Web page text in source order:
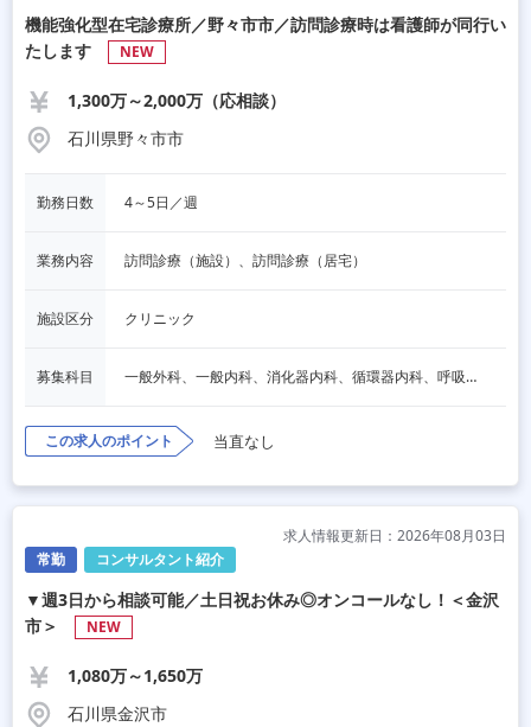
機能強化型在宅診療所／野々市市／訪問診療時は看護師が同行い
たします
NEW
1,300万～2,000万（応相談）
石川県野々市市
勤務日数 4～5日／週
業務内容 訪問診療（施設）、訪問診療（居宅）
施設区分 クリニック
募集科目 一般外科、一般内科、消化器内科、循環器内科、呼吸器内科、血液内科、脳神経内科、内分泌内科、老人内科、消化器外科、その他
この求人のポイント 当直なし
常勤 コンサルタント紹介
求人情報更新日：2026年08月03日
▼週3日から相談可能／土日祝お休み◎オンコールなし！＜金沢
市＞
NEW
1,080万～1,650万
石川県金沢市